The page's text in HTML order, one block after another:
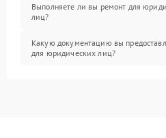
Выполняете ли вы ремонт для
лиц?
Какую документацию вы
для юридических лиц?